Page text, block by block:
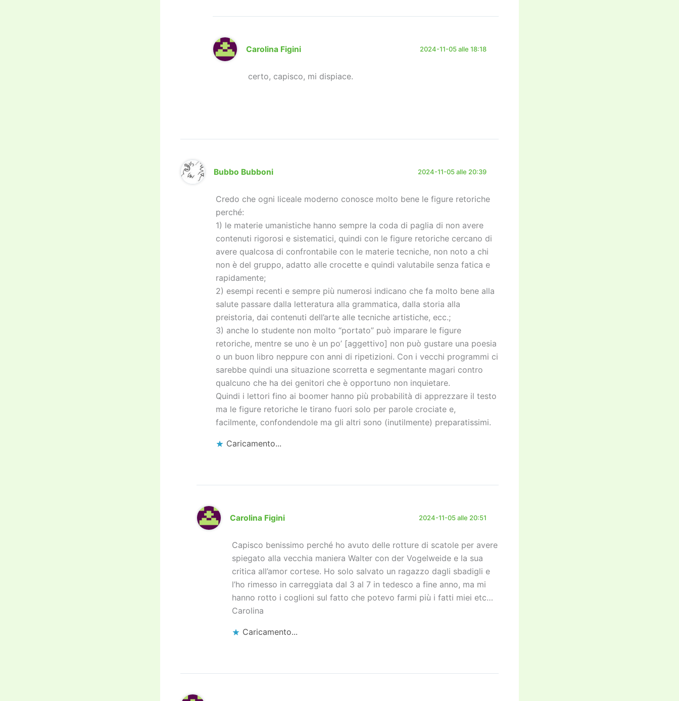
Carolina Figini 2024-11-05 alle 18:18
certo, capisco, mi dispiace.
Bubbo Bubboni 2024-11-05 alle 20:39
Credo che ogni liceale moderno conosce molto bene le figure retoriche
perché:
1) le materie umanistiche hanno sempre la coda di paglia di non avere
contenuti rigorosi e sistematici, quindi con le figure retoriche cercano di
avere qualcosa di confrontabile con le materie tecniche, non noto a chi
non è del gruppo, adatto alle crocette e quindi valutabile senza fatica e
rapidamente;
2) esempi recenti e sempre più numerosi indicano che fa molto bene alla
salute passare dalla letteratura alla grammatica, dalla storia alla
preistoria, dai contenuti dell’arte alle tecniche artistiche, ecc.;
3) anche lo studente non molto “portato” può imparare le figure
retoriche, mentre se uno è un po’ [aggettivo] non può gustare una poesia
o un buon libro neppure con anni di ripetizioni. Con i vecchi programmi ci
sarebbe quindi una situazione scorretta e segmentante magari contro
qualcuno che ha dei genitori che è opportuno non inquietare.
Quindi i lettori fino ai boomer hanno più probabilità di apprezzare il testo
ma le figure retoriche le tirano fuori solo per parole crociate e,
facilmente, confondendole ma gli altri sono (inutilmente) preparatissimi.
Caricamento...
Carolina Figini 2024-11-05 alle 20:51
Capisco benissimo perché ho avuto delle rotture di scatole per avere
spiegato alla vecchia maniera Walter con der Vogelweide e la sua
critica all’amor cortese. Ho solo salvato un ragazzo dagli sbadigli e
l’ho rimesso in carreggiata dal 3 al 7 in tedesco a fine anno, ma mi
hanno rotto i coglioni sul fatto che potevo farmi più i fatti miei etc…
Carolina
Caricamento...